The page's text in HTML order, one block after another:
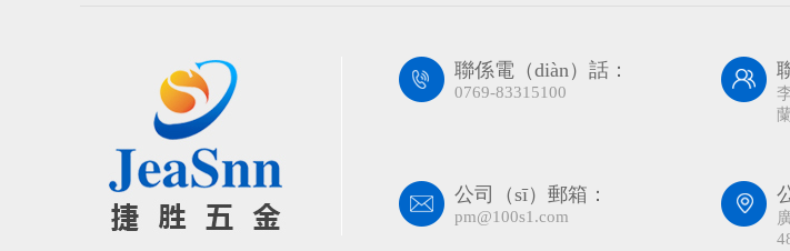
聯係電（diàn）話：
0769-83315100
公司（sī）郵箱：
pm@100s1.com